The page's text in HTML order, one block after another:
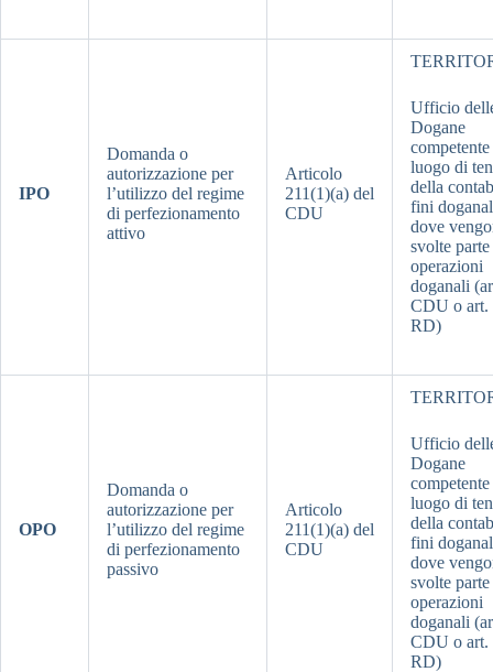
IPO
Domanda o
autorizzazione per
l’utilizzo del regime
di perfezionamento
attivo
Articolo
211(1)(a) del
CDU
Ufficio
Dogane
luogo di
della
fini
dove
svolte
operazioni
doganali
CDU o art.
RD)
OPO
Domanda o
autorizzazione per
l’utilizzo del regime
di perfezionamento
passivo
Articolo
211(1)(a) del
CDU
Ufficio
Dogane
luogo di
della
fini
dove
svolte
operazioni
doganali
CDU o art.
RD)